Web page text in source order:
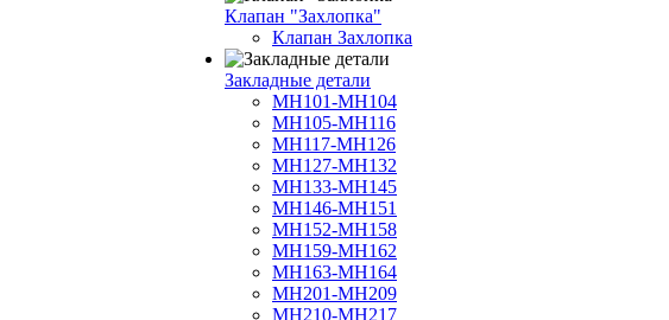
Клапан "Захлопка"
Клапан Захлопка
Закладные детали
МН101-МН104
МН105-МН116
МН117-МН126
МН127-МН132
МН133-МН145
МН146-МН151
МН152-МН158
МН159-МН162
МН163-МН164
МН201-МН209
МН210-МН217